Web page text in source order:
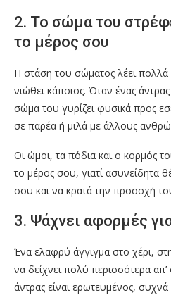
2. Το σώμα του
το μέρος σου
Η στάση του σώματος λέει
νιώθει κάποιος. Όταν ένας
σώμα του γυρίζει φυσικά προς
σε παρέα ή μιλά με άλλους
Οι ώμοι, τα πόδια και ο κορμός
το μέρος σου, γιατί ασυνείδητα
σου και να κρατά την προσοχή
3. Ψάχνει αφορμές
Ένα ελαφρύ άγγιγμα στο χέρι,
να δείχνει πολύ περισσότερα
άντρας είναι ερωτευμένος,